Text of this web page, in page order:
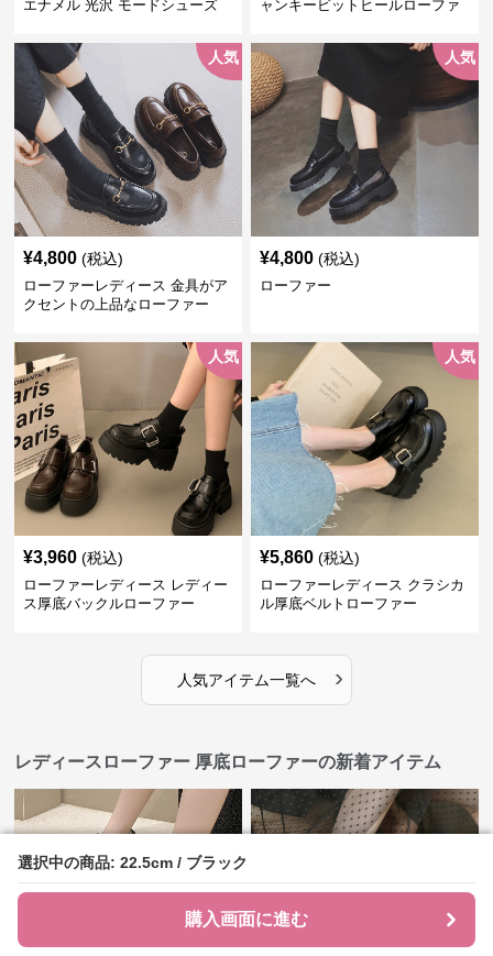
選択中の商品: 22.5cm / ブラック
購入画面に進む
選択中の商品: 22.5cm / ブラック
購入画面に進む
エナメル 光沢 モードシューズ
ャンキービットヒールローファ
人気
¥4,800 (税込)
ローファーレディース 金具がア
クセントの上品なローファー
人気
¥4,800 (税込)
ローファー
人気
¥3,960 (税込)
ローファーレディース レディー
ス厚底バックルローファー
人気
¥5,860 (税込)
ローファーレディース クラシカ
ル厚底ベルトローファー
人気アイテム一覧へ ›
レディースローファー 厚底ローファーの新着アイテム